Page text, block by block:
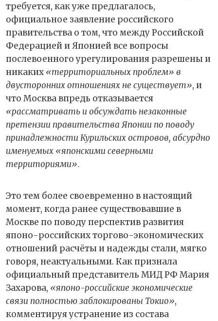
требуется, как уже предлагалось,
официальное заявление российского
правительства о том, что между Российской
Федерацией и Японией все вопросы
послевоенного урегулирования разрешены и
никаких «территориальных проблем» в
двусторонних отношениях не существует», и
что Москва впредь отказывается
«рассматривать и обсуждать незаконные
претензии правительства Японии по поводу
принадлежности Курильских островов, абсурдно
именуемых «японскими северными
территориями».
Это тем более своевременно в настоящий
момент, когда ранее существовавшие в
Москве по поводу перспектив развития
японо-российских торгово-экономических
отношений расчёты и надежды стали, мягко
говоря, неактуальными. Как признала
официальный представитель МИД РФ Мария
Захарова, «японо-российские экономические
связи полностью заблокированы Токио»,
комментируя устранение из состава